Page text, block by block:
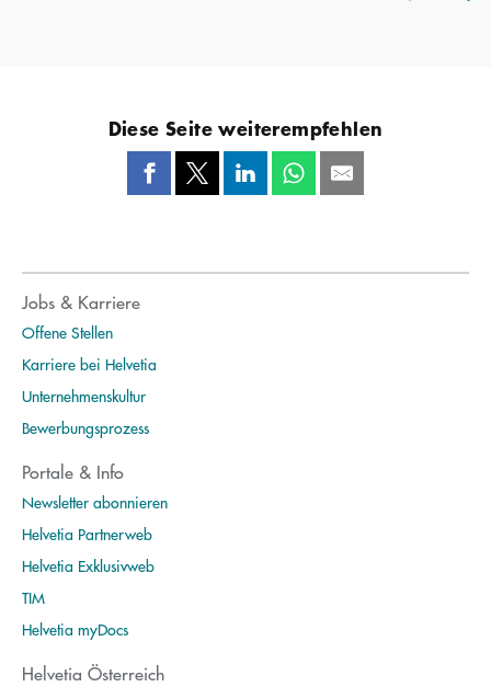
Diese Seite weiterempfehlen
Jobs & Karriere
Offene Stellen
Karriere bei Helvetia
Unternehmenskultur
Bewerbungsprozess
Portale & Info
Newsletter abonnieren
Helvetia Partnerweb
Helvetia Exklusivweb
TIM
Helvetia myDocs
Helvetia Österreich